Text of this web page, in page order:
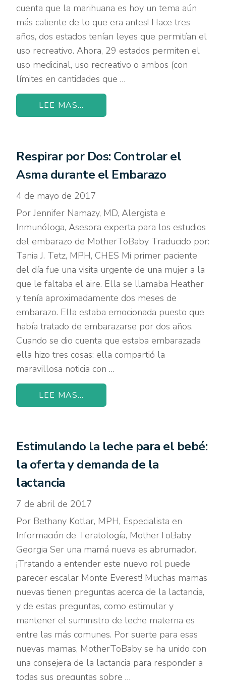
cuenta que la marihuana es hoy un tema aún
más caliente de lo que era antes! Hace tres
años, dos estados tenían leyes que permitían el
uso recreativo. Ahora, 29 estados permiten el
uso medicinal, uso recreativo o ambos (con
límites en cantidades que …
LEE MAS...
Respirar por Dos: Controlar el
Asma durante el Embarazo
4 de mayo de 2017
Por Jennifer Namazy, MD, Alergista e
Inmunóloga, Asesora experta para los estudios
del embarazo de MotherToBaby Traducido por:
Tania J. Tetz, MPH, CHES Mi primer paciente
del día fue una visita urgente de una mujer a la
que le faltaba el aire. Ella se llamaba Heather
y tenía aproximadamente dos meses de
embarazo. Ella estaba emocionada puesto que
había tratado de embarazarse por dos años.
Cuando se dio cuenta que estaba embarazada
ella hizo tres cosas: ella compartió la
maravillosa noticia con …
LEE MAS...
Estimulando la leche para el bebé:
la oferta y demanda de la
lactancia
7 de abril de 2017
Por Bethany Kotlar, MPH, Especialista en
Información de Teratología, MotherToBaby
Georgia Ser una mamá nueva es abrumador.
¡Tratando a entender este nuevo rol puede
parecer escalar Monte Everest! Muchas mamas
nuevas tienen preguntas acerca de la lactancia,
y de estas preguntas, como estimular y
mantener el suministro de leche materna es
entre las más comunes. Por suerte para esas
nuevas mamas, MotherToBaby se ha unido con
una consejera de la lactancia para responder a
todas sus preguntas sobre …